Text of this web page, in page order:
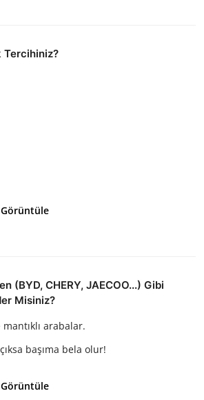
Tercihiniz?
Görüntüle
(BYD, CHERY, JAECOO...) Gibi
Misiniz?
arabalar.
başıma bela olur!
Görüntüle